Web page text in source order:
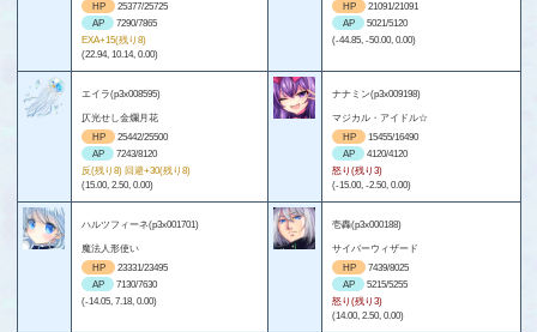
HP
25377/25725
AP
7290/7865
EXA+15(残り8)
(22.94, 10.14, 0.00)
HP
21091/21091
AP
5021/5120
(-44.85, -50.00, 0.00)
エイラ(p3x008595)
仄光せし金爛月花
HP
25442/25500
AP
7243/8120
反(残り8) 回避+30(残り8)
(15.00, 2.50, 0.00)
ナナミン(p3x009198)
マジカル・アイドル☆
HP
15455/16490
AP
4120/4120
怒り(残り3)
(-15.00, -2.50, 0.00)
ハルツフィーネ(p3x001701)
魔法人形使い
HP
23331/23495
AP
7130/7630
(-14.05, 7.18, 0.00)
壱轟(p3x000188)
サイバーウィザード
HP
7439/8025
AP
5215/5255
怒り(残り3)
(14.00, 2.50, 0.00)